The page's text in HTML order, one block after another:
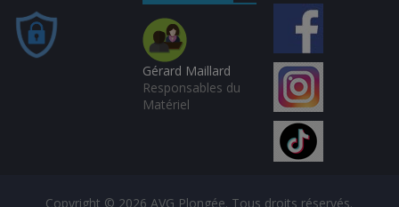
Gérard Maillard
Responsables du
Matériel
Copyright © 2026AVG Plongée. Tous droits réservés.